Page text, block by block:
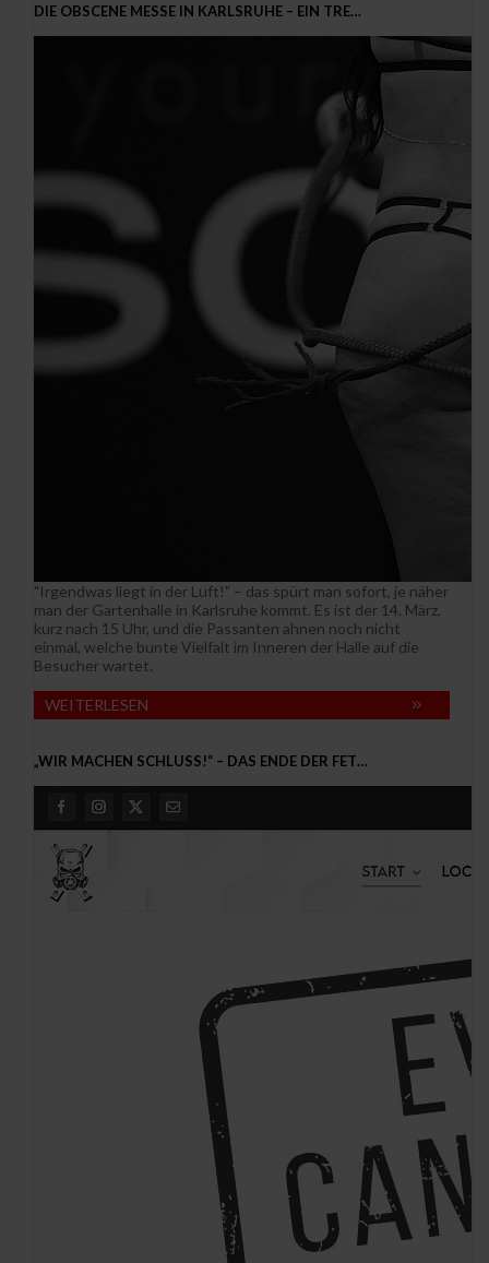
DIE OBSCENE MESSE IN KARLSRUHE – EIN TRE…
"Irgendwas liegt in der Luft!" – das spürt man sofort, je näher
man der Gartenhalle in Karlsruhe kommt. Es ist der 14. März,
kurz nach 15 Uhr, und die Passanten ahnen noch nicht
einmal, welche bunte Vielfalt im Inneren der Halle auf die
Besucher wartet.
WEITERLESEN
„WIR MACHEN SCHLUSS!“ – DAS ENDE DER FET…